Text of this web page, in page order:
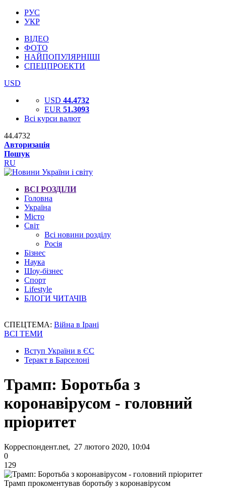
РУС
УКР
ВІДЕО
ФОТО
НАЙПОПУЛЯРНІШІ
СПЕЦПРОЕКТИ
USD
USD 44.4732
EUR 51.3093
Всі курси валют
44.4732
Авторизація
Пошук
RU
ВСІ РОЗДІЛИ
Головна
Україна
Місто
Світ
Всі новини розділу
Росія
Бізнес
Наука
Шоу-бізнес
Спорт
Lifestyle
БЛОГИ ЧИТАЧІВ
СПЕЦТЕМА: Війна в Ірані
ВСІ ТЕМИ
Вступ України в ЄС
Теракт в Барселоні
Трамп: Боротьба з
коронавірусом - головний
пріоритет
Корреспондент.net, 27 лютого 2020, 10:04
0
129
Трамп прокоментував боротьбу з коронавірусом